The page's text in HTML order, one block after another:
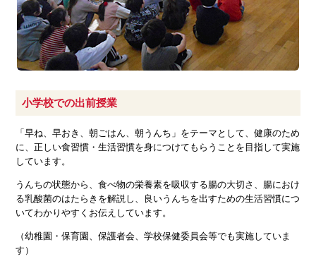
小学校での出前授業
「早ね、早おき、朝ごはん、朝うんち」をテーマとして、健康のため
に、正しい食習慣・生活習慣を身につけてもらうことを目指して実施
しています。
うんちの状態から、食べ物の栄養素を吸収する腸の大切さ、腸におけ
る乳酸菌のはたらきを解説し、良いうんちを出すための生活習慣につ
いてわかりやすくお伝えしています。
（幼稚園・保育園、保護者会、学校保健委員会等でも実施していま
す）